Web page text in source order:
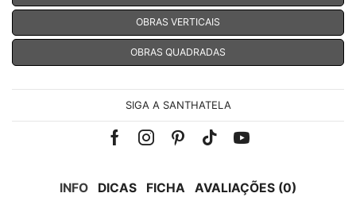
OBRAS VERTICAIS
OBRAS QUADRADAS
SIGA A SANTHATELA
FacebookInstagramPinterest
Tik-Youtube
INFO DICAS FICHA AVALIAÇÕES (0)